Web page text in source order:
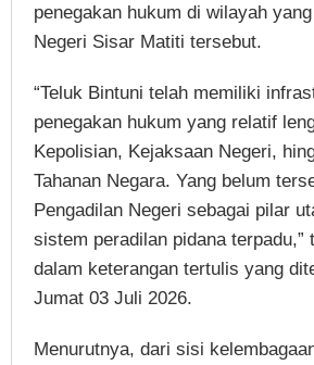
penegakan hukum di wilayah
Negeri Sisar Matiti tersebut.
“Teluk Bintuni telah memiliki
penegakan hukum yang relatif
Kepolisian, Kejaksaan Negeri,
Tahanan Negara. Yang belum
Pengadilan Negeri sebagai pilar
sistem peradilan pidana terpadu,”
dalam keterangan tertulis yang
Jumat 03 Juli 2026.
Menurutnya, dari sisi